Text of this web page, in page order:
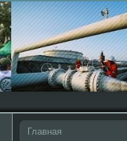
Главная